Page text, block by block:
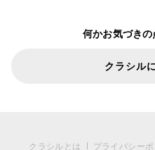
何かお気づきの
クラシル
クラシルとは プライバシー